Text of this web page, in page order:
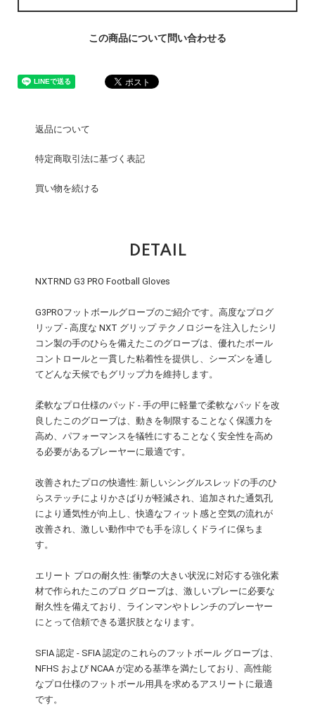
この商品について問い合わせる
返品について
特定商取引法に基づく表記
買い物を続ける
DETAIL
NXTRND G3 PRO Football Gloves
G3PROフットボールグローブのご紹介です。高度なプログ
リップ - 高度な NXT グリップ テクノロジーを注入したシリ
コン製の手のひらを備えたこのグローブは、優れたボール
コントロールと一貫した粘着性を提供し、シーズンを通し
てどんな天候でもグリップ力を維持します。
柔軟なプロ仕様のパッド - 手の甲に軽量で柔軟なパッドを改
良したこのグローブは、動きを制限することなく保護力を
高め、パフォーマンスを犠牲にすることなく安全性を高め
る必要があるプレーヤーに最適です。
改善されたプロの快適性: 新しいシングルスレッドの手のひ
らステッチによりかさばりが軽減され、追加された通気孔
により通気性が向上し、快適なフィット感と空気の流れが
改善され、激しい動作中でも手を涼しくドライに保ちま
す。
エリート プロの耐久性: 衝撃の大きい状況に対応する強化素
材で作られたこのプロ グローブは、激しいプレーに必要な
耐久性を備えており、ラインマンやトレンチのプレーヤー
にとって信頼できる選択肢となります。
SFIA 認定 - SFIA 認定のこれらのフットボール グローブは、
NFHS および NCAA が定める基準を満たしており、高性能
なプロ仕様のフットボール用具を求めるアスリートに最適
です。